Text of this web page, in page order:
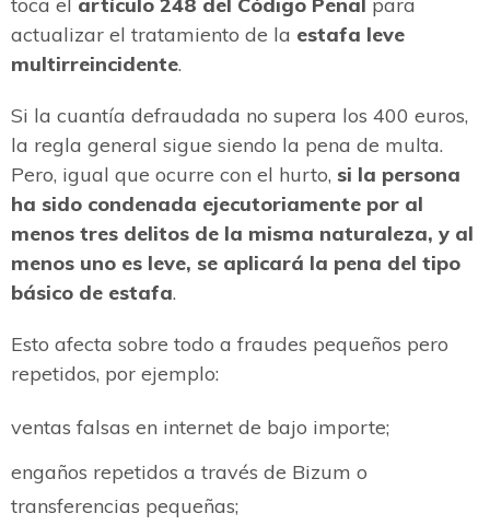
actualizar el tratamiento de la estafa leve
multirreincidente.
Si la cuantía defraudada no supera los 400 euros,
la regla general sigue siendo la pena de multa.
Pero, igual que ocurre con el hurto, si la persona
ha sido condenada ejecutoriamente por al
menos tres delitos de la misma naturaleza, y al
menos uno es leve, se aplicará la pena del tipo
básico de estafa.
Esto afecta sobre todo a fraudes pequeños pero
repetidos, por ejemplo:
ventas falsas en internet de bajo importe;
engaños repetidos a través de Bizum o
transferencias pequeñas;